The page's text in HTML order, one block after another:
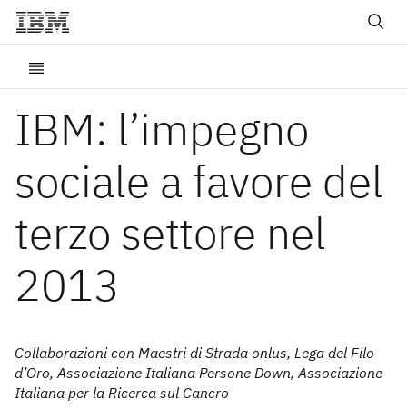
IBM: l’impegno
sociale a favore del
terzo settore nel
2013
Collaborazioni con Maestri di Strada onlus, Lega del Filo
d’Oro, Associazione Italiana Persone Down, Associazione
Italiana per la Ricerca sul Cancro